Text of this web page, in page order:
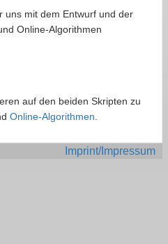
uns mit dem Entwurf und der
Online-Algorithmen
auf den beiden Skripten zu
Online-Algorithmen
Imprint/Impressum